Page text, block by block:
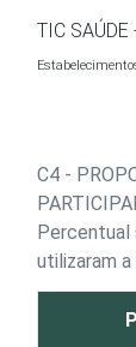
Ir para o
TIC SAÚDE
C4 -
utilizaram